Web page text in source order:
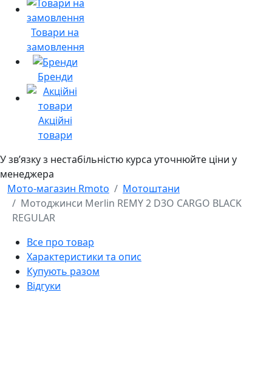
Товари на
замовлення
Бренди
Акційні
товари
У звʼязку з нестабільністю курса уточнюйте ціни у
менеджера
Мото-магазин Rmoto
Мотоштани
Мотоджинси Merlin REMY 2 D3O CARGO BLACK
REGULAR
Все про товар
Характеристики та опис
Купують разом
Відгуки